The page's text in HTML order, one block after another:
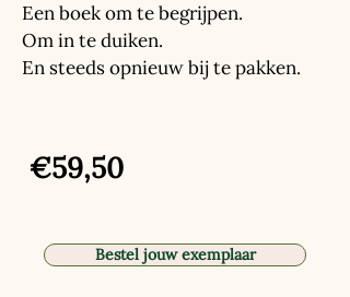
Een boek om te begrijpen.
Om in te duiken.
En steeds opnieuw bij te pakken.
€59,50
Bestel jouw exemplaar